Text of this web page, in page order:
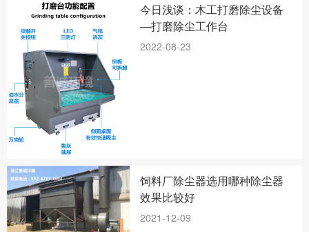
今日浅谈：木工打磨除尘设备
—打磨除尘工作台
2022-08-23
饲料厂除尘器选用哪种除尘器
效果比较好
2021-12-09